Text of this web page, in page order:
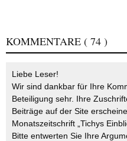
KOMMENTARE ( 74 )
Liebe Leser!
Wir sind dankbar für Ihre
Beteiligung sehr. Ihre
Beiträge auf der Site
Monatszeitschrift „Tichys
Bitte entwerten Sie Ihre